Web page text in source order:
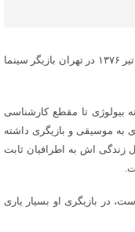
به گزارش پایگاه خبری شباویز،نگار نیکدل متولد ۲۹ تیر ۱۳۷۶ در تهران بازیگر سینما
بیولوژی تا مقطع کارشناسی
به موسیقی و بازیگری داشته
اش به اطرافیان ثابت
در بازیگری او بسیار یاری